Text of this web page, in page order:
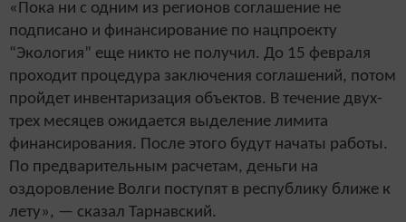
«Пока ни с одним из регионов соглашение не
подписано и финансирование по нацпроекту
“Экология” еще никто не получил. До 15 февраля
проходит процедура заключения соглашений, потом
пройдет инвентаризация объектов. В течение двух-
трех месяцев ожидается выделение лимита
финансирования. После этого будут начаты работы.
По предварительным расчетам, деньги на
оздоровление Волги поступят в республику ближе к
лету», — сказал Тарнавский.